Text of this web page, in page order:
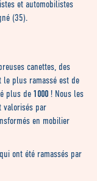
et automobilistes
(35).
canettes, des
le plus ramassé est de
plus de 1000 ! Nous les
valorisés par
en mobilier
qui ont été ramassés par